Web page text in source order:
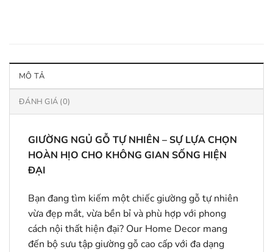
MÔ TẢ
ĐÁNH GIÁ (0)
GIƯỜNG NGỦ GỖ TỰ NHIÊN – SỰ LỰA CHỌN
HOÀN HỊO CHO KHÔNG GIAN SỐNG HIỆN
ĐẠI
Bạn đang tìm kiếm một chiếc giường gỗ tự nhiên
vừa đẹp mắt, vừa bền bỉ và phù hợp với phong
cách nội thất hiện đại? Our Home Decor mang
đến bộ sưu tập giường gỗ cao cấp với đa dạng